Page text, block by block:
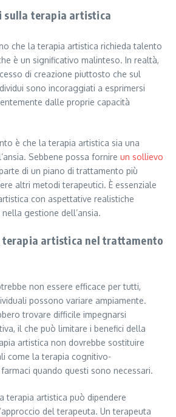
sulla terapia artistica
che la terapia artistica richieda talento
è un significativo malinteso. In realtà,
di creazione piuttosto che sul
sono incoraggiati a esprimersi
dalle proprie capacità
è che la terapia artistica sia una
Sebbene possa fornire un sollievo
di un piano di trattamento più
altri metodi terapeutici. È essenziale
con aspettative realistiche
gestione dell’ansia.
artistica nel trattamento
non essere efficace per tutti,
possono variare ampiamente.
trovare difficile impegnarsi
il che può limitare i benefici della
artistica non dovrebbe sostituire
come la terapia cognitivo-
quando questi sono necessari.
terapia artistica può dipendere
del terapeuta. Un terapeuta